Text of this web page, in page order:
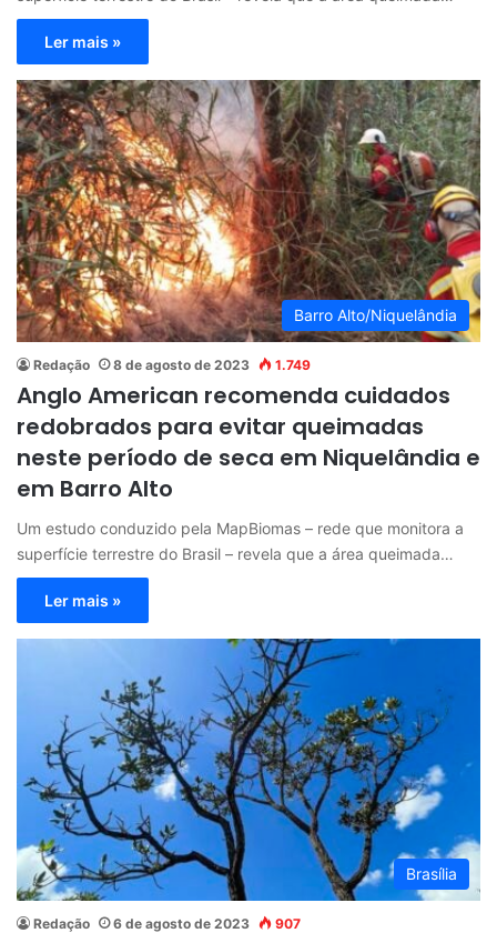
Ler mais »
Barro Alto/Niquelândia
Redação 8 de agosto de 2023 1.749
Anglo American recomenda cuidados
redobrados para evitar queimadas
neste período de seca em Niquelândia e
em Barro Alto
Um estudo conduzido pela MapBiomas – rede que monitora a
superfície terrestre do Brasil – revela que a área queimada…
Ler mais »
Brasília
Redação 6 de agosto de 2023 907